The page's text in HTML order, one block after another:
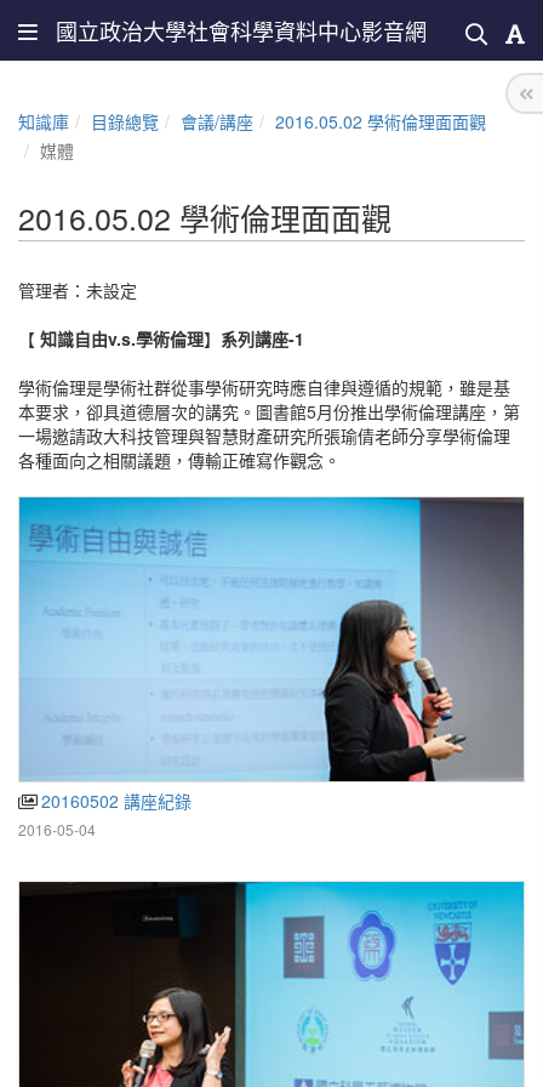
國立政治大學社會科學資料中心影音網
知識庫 目錄總覽 會議/講座
2016.05.02 學術倫理面面觀
媒體
2016.05.02 學術倫理面面觀
管理者：未設定
【 知識自由v.s.學術倫理】 系列講座-1
學術倫理是學術社群從事學術研究時應自律與遵循的規範，雖是基
本要求，卻具道德層次的講究。圖書館5月份推出學術倫理講座，第
一場邀請政大科技管理與智慧財產研究所張瑜倩老師分享學術倫理
各種面向之相關議題，傳輸正確寫作觀念。
20160502 講座紀錄
2016-05-04